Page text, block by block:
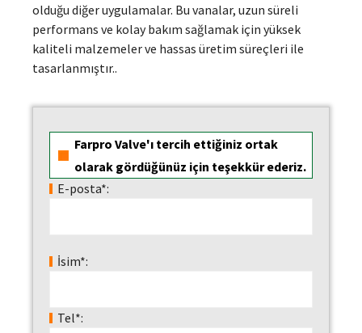
olduğu diğer uygulamalar. Bu vanalar, uzun süreli
performans ve kolay bakım sağlamak için yüksek
kaliteli malzemeler ve hassas üretim süreçleri ile
tasarlanmıştır..
Farpro Valve'ı tercih ettiğiniz ortak
olarak gördüğünüz için teşekkür ederiz.
E-posta*:
İsim*:
Tel*: